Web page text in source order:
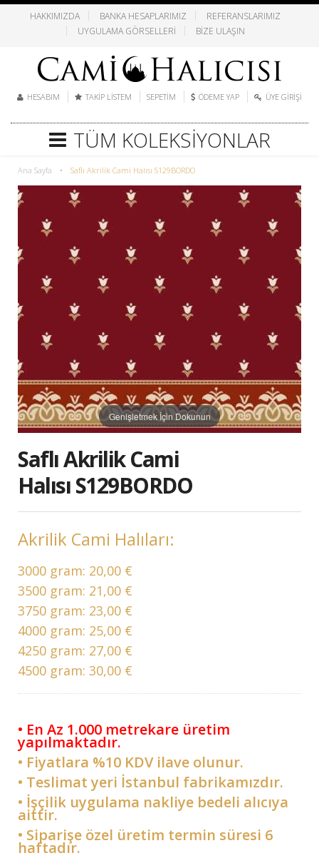
HAKKIMIZDA BANKA HESAPLARIMIZ
REFERANSLARIMIZ
UYGULAMA GÖRSELLERI
BIZE ULAŞIN
HESABIM TAKIP LISTEM SEPETIM ÖDEME YAP ÜYE GIRIŞI
TÜM KOLEKSIYONLAR
Ana Sayfa • Saflı Akrilik Cami Halısı S129BORDO
Genişletmek İçin Dokunun
Saflı Akrilik Cami
Halısı S129BORDO
Akrilik Cami Halıları:
3000 gram: 20,00 €
3500 gram: 21,00 €
3750 gram: 23,00 €
4000 gram: 25,00 €
4250 gram: 27,00 €
4500 gram: 30,00 €
• En Az 1.000 metrekare üretim
yapılmaktadır.
• Fiyatlara %10 KDV ilave olunur.
• Teslimat yeri İstanbul fabrikamızdır.
• İşçilik uygulama nakliye bedeli alıcıya
aittir.
• Siparişe özel üretim termin süresi 6
haftadır.